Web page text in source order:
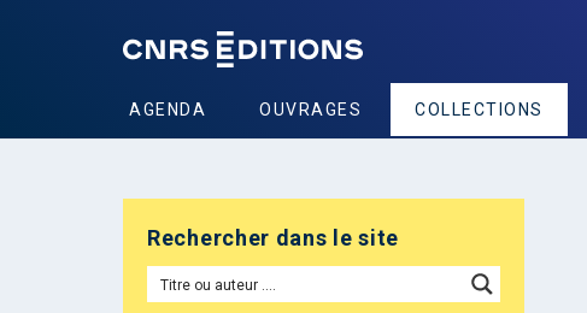
AGENDA OUVRAGES COLLECTIONS
Rechercher dans le site